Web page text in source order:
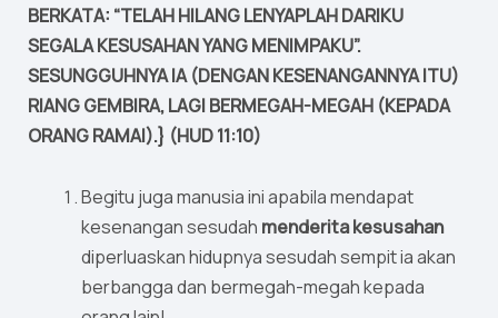
BERKATA: “TELAH HILANG LENYAPLAH DARIKU
SEGALA KESUSAHAN YANG MENIMPAKU”.
SESUNGGUHNYA IA (DENGAN KESENANGANNYA ITU)
RIANG GEMBIRA, LAGI BERMEGAH-MEGAH (KEPADA
ORANG RAMAI).} (HUD 11:10)
Begitu juga manusia ini apabila mendapat
kesenangan sesudah menderita kesusahan
diperluaskan hidupnya sesudah sempit ia akan
berbangga dan bermegah-megah kepada